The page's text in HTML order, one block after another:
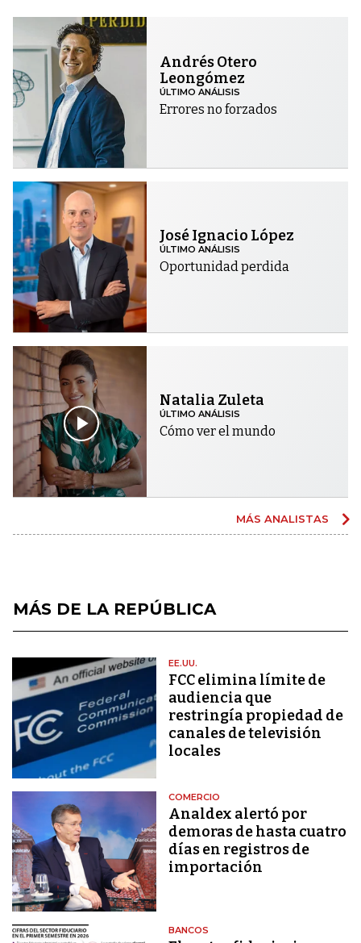
Andrés Otero
Leongómez
ÚLTIMO ANÁLISIS
Errores no forzados
José Ignacio López
ÚLTIMO ANÁLISIS
Oportunidad perdida
Natalia Zuleta
ÚLTIMO ANÁLISIS
Cómo ver el mundo
MÁS ANALISTAS
MÁS DE LA REPÚBLICA
EE.UU.
FCC elimina límite de
audiencia que
restringía propiedad de
canales de televisión
locales
COMERCIO
Analdex alertó por
demoras de hasta cuatro
días en registros de
importación
BANCOS